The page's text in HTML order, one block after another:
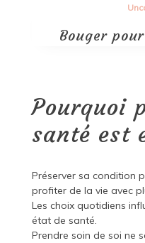
Bouger
Pourquoi
santé est
Préserver sa condition
profiter de la vie avec
Les choix quotidiens
état de santé.
Prendre soin de soi ne